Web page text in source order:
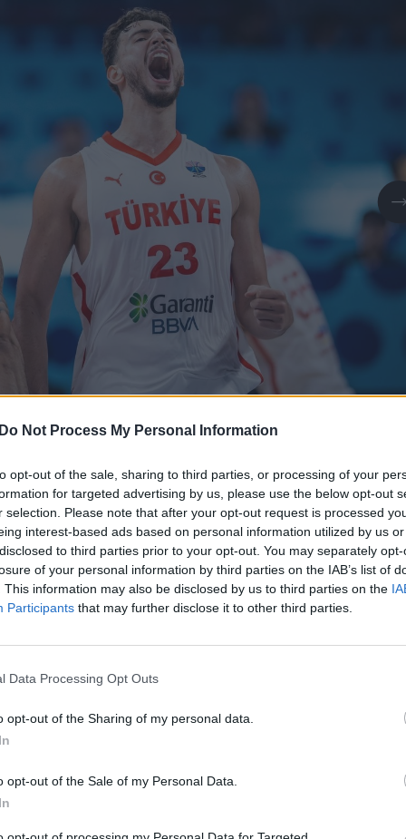
Do Not Process My Personal Information
opt-out of the sale, sharing to third parties, or processing of your
for targeted advertising by us, please use the below opt-out
selection. Please note that after your opt-out request is processed
interest-based ads based on personal information utilized by us
to third parties prior to your opt-out. You may separately
of your personal information by third parties on the IAB’s list of
This information may also be disclosed by us to third parties on the
Participants that may further disclose it to other third parties.
Data Processing Opt Outs
opt-out of the Sharing of my personal data.
opt-out of the Sale of my Personal Data.
Daugiau nuotraukų (1)
Turkijos ekipa, kuri C grupėje pirmadienį 94:86
du laimėjimus turinčią Serbiją. Serbijoje
revanšą – tris laimėjimus turintys graikai
22:17, 13:18, 22:12).